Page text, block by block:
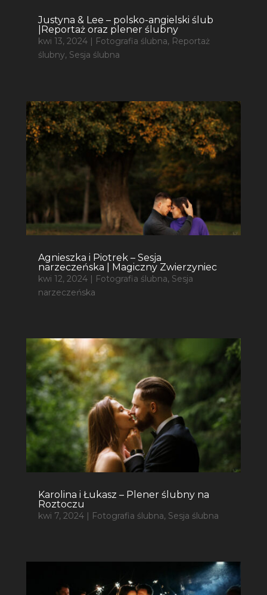
Justyna & Lee – polsko-angielski ślub
|Reportaż oraz plener ślubny
kwi 13, 2024| Fotografia ślubna, Reportaż
ślubny, Sesja ślubna
Agnieszka i Piotrek – Sesja
narzeczeńska | Magiczny Zwierzyniec
kwi 12, 2024| Fotografia ślubna, Sesja
narzeczeńska
Karolina i Łukasz – Plener ślubny na
Roztoczu
kwi 7, 2024| Fotografia ślubna, Sesja ślubna